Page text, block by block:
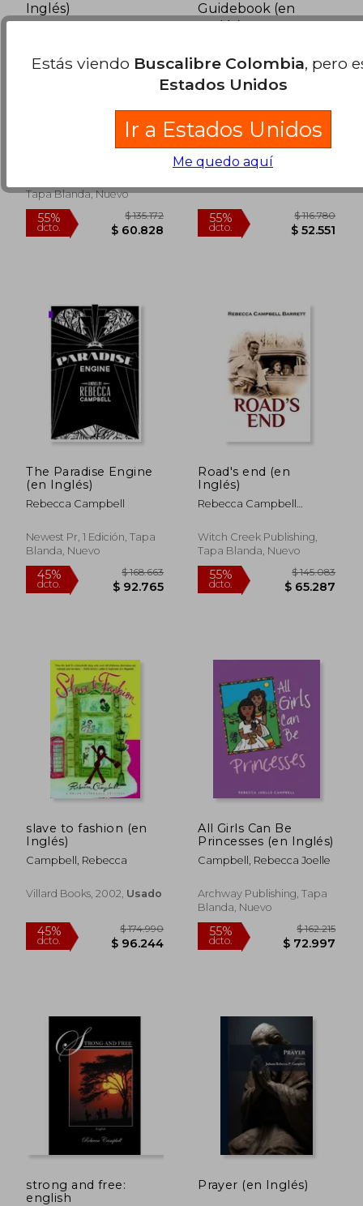
45%
dcto.
$ 101.473
$ 55.810
55%
dcto.
$
$
The lay of the Vixens:
A Song of Ancient
Amazons (en Inglés)
Rebecca K Campbell
Tapa Blanda, Nuevo
55%
Work Your Light
Pocket Oracle Cards:
A 44-Card Deck and
Guidebook (en
Inglés)
Campbell, Rebecca; Noel,
Danielle
55%
dcto.
The Paradise Engine
(en Inglés)
Rebecca Campbell
Newest Pr, 1 Edición, Tapa
Blanda, Nuevo
Road's end (en
Inglés)
Rebecca Campbell
Witch Creek Publishing,
Tapa Blanda, Nuevo
slave to fashion (en
Inglés)
Campbell, Rebecca
Villard Books, 2002, Usado
All Girls Can Be
Princesses (en Inglés)
Campbell, Rebecca Joelle
Archway Publishing, Tapa
Blanda, Nuevo
strong and free:
english
Prayer (en Inglés)
Estás viendo Buscalibre Colombia, pero
Estados Unidos
Ir a Estados Unidos
Me quedo aquí